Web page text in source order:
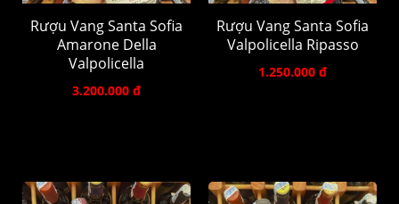
Rượu Vang Santa Sofia
Amarone Della
Valpolicella
3.200.000 đ
Rượu Vang Santa Sofia
Valpolicella Ripasso
1.250.000 đ